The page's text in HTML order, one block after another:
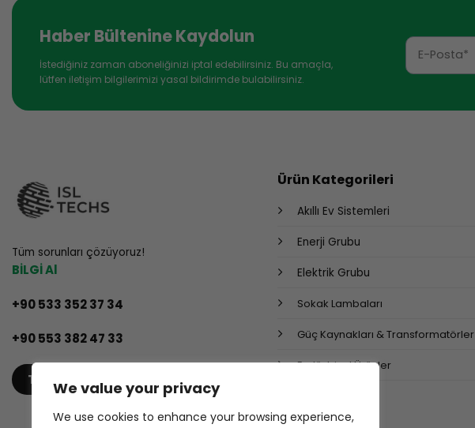
We value your privacy
We use cookies to enhance your browsing experience,
Haber Bültenine Kaydolun
İstediğiniz zaman aboneliğinizi iptal edebilirsiniz. Bu amaçla,
lütfen iletişim bilgilerimizi yasal bildirimde bulabilirsiniz.
Tüm sorunları çözüyoruz!
BİLGİ Al
+90 533 352 37 34
+90 553 382 47 33
TEKLIF AL
Ürün Kategorileri
Akıllı Ev Sistemleri
Enerji Grubu
Elektrik Grubu
Sokak Lambaları
Güç Kaynakları & Transformatörler
Endüstriyel Ürünler